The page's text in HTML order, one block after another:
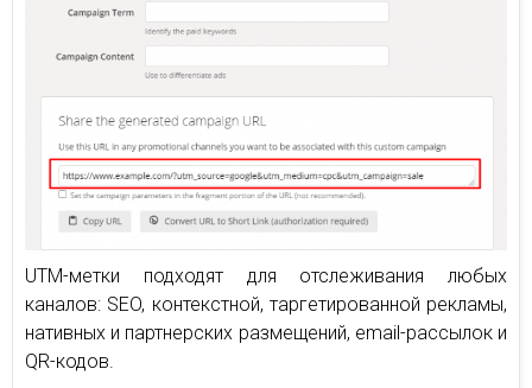
UTM-метки подходят для отслеживания любых
каналов: SEO, контекстной, таргетированной рекламы,
нативных и партнерских размещений, email-рассылок и
QR-кодов.